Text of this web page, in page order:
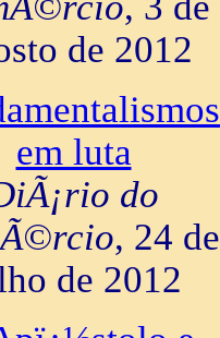
de 2012
em luta
do
, 24 de
de 2012